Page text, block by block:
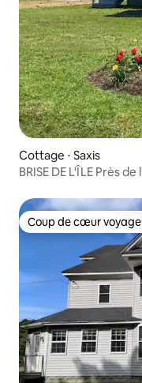
Cottage ⋅ Saxis
BRISE DE L'ÎLE Près
Coup de cœur
Coup de cœur